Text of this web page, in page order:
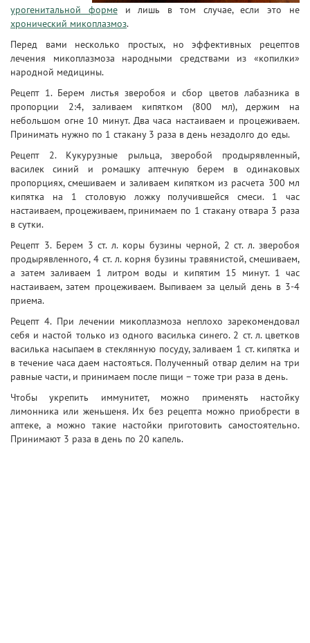
урогенитальной формеи лишь в том случае, если это не
хронический микоплазмоз.
Перед вами несколько простых, но эффективных рецептов
лечения микоплазмоза народными средствами из «копилки»
народной медицины.
Рецепт 1. Берем листья зверобоя и сбор цветов лабазника в
пропорции 2:4, заливаем кипятком (800 мл), держим на
небольшом огне 10 минут. Два часа настаиваем и процеживаем.
Принимать нужно по 1 стакану 3 раза в день незадолго до еды.
Рецепт 2. Кукурузные рыльца, зверобой продырявленный,
василек синий и ромашку аптечную берем в одинаковых
пропорциях, смешиваем и заливаем кипятком из расчета 300 мл
кипятка на 1 столовую ложку получившейся смеси. 1 час
настаиваем, процеживаем, принимаем по 1 стакану отвара 3 раза
в сутки.
Рецепт 3. Берем 3 ст. л. коры бузины черной, 2 ст. л. зверобоя
продырявленного, 4 ст. л. корня бузины травянистой, смешиваем,
а затем заливаем 1 литром воды и кипятим 15 минут. 1 час
настаиваем, затем процеживаем. Выпиваем за целый день в 3-4
приема.
Рецепт 4. При лечении микоплазмоза неплохо зарекомендовал
себя и настой только из одного василька синего. 2 ст. л. цветков
василька насыпаем в стеклянную посуду, заливаем 1 ст. кипятка и
в течение часа даем настояться. Полученный отвар делим на три
равные части, и принимаем после пищи – тоже три раза в день.
Чтобы укрепить иммунитет, можно применять настойку
лимонника или женьшеня. Их без рецепта можно приобрести в
аптеке, а можно такие настойки приготовить самостоятельно.
Принимают 3 раза в день по 20 капель.